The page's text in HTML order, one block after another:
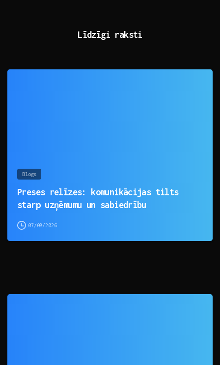
Līdzīgi raksti
Blogs
Preses relīzes: komunikācijas tilts
starp uzņēmumu un sabiedrību
07/08/2026